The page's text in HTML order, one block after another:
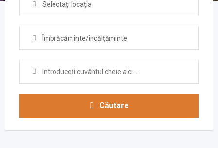
Selectați locația
Îmbrăcăminte/încălțăminte
Căutare